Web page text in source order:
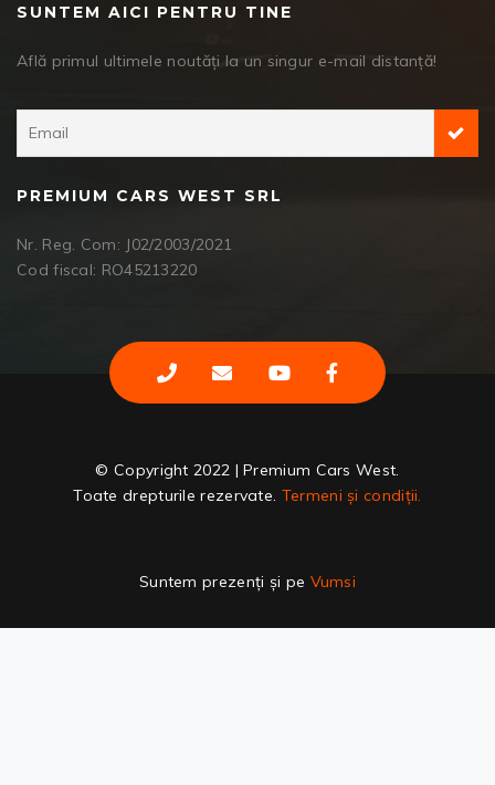
SUNTEM AICI PENTRU TINE
Află primul ultimele noutăți la un singur e-mail distanță!
PREMIUM CARS WEST SRL
Nr. Reg. Com: J02/2003/2021
Cod fiscal: RO45213220
© Copyright 2022 | Premium Cars West.
Toate drepturile rezervate. Termeni și condiții.
Suntem prezenți și pe Vumsi